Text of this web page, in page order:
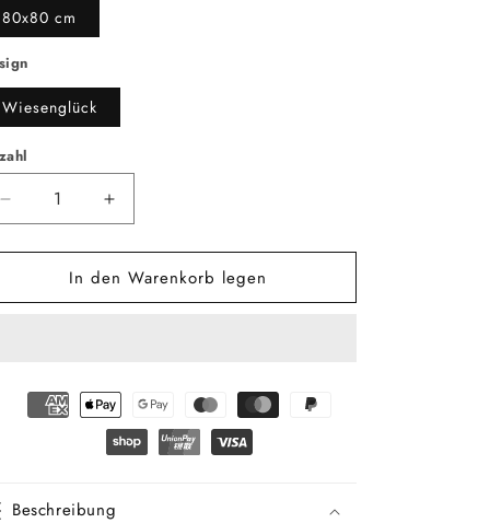
80x80 cm
Wiesenglück
Verringere
die
Menge
Bio
Kissenbezug
Erhöhe
die
Menge
für
Bio
Kissenbezug
In den Warenkorb legen
Beschreibung